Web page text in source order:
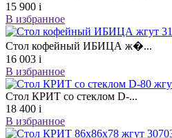
15 900 i
В избранное
Стол кофейный ИБИЦА ж�...
16 003 i
В избранное
Стол КРИТ со стеклом D-...
18 400 i
В избранное